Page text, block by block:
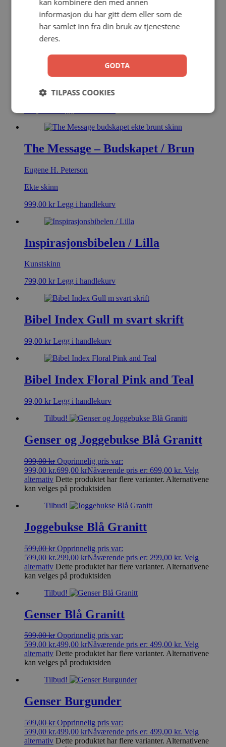
349,00kr Legg i handlekurv
The Message – Budskapet / Sort
Eugene H. Peterson
Kunstskinn
The Message – Budskapet / Brun
Eugene H. Peterson
Ekte skinn
999,00 kr Legg i handlekurv
Inspirasjonsbibelen / Lilla
Kunstskinn
799,00 kr Legg i handlekurv
Bibel Index Gull m svart skrift
99,00 kr Legg i handlekurv
Bibel Index Floral Pink and Teal
99,00 kr Legg i handlekurv
Tilbud!
Genser og Joggebukse Blå Granitt
999,00kr Opprinnelig pris var:
999,00 kr.699,00 krNåværende pris er: 699,00 kr. Velg
alternativ Dette produktet har flere varianter. Alternativene
kan velges på produktsiden
Tilbud!
Joggebukse Blå Granitt
599,00kr Opprinnelig pris var:
599,00 kr.299,00 krNåværende pris er: 299,00 kr. Velg
alternativ Dette produktet har flere varianter. Alternativene
kan velges på produktsiden
Tilbud!
Genser Blå Granitt
599,00kr Opprinnelig pris var:
599,00 kr.499,00 krNåværende pris er: 499,00 kr. Velg
alternativ Dette produktet har flere varianter. Alternativene
kan velges på produktsiden
Tilbud!
Genser Burgunder
599,00kr Opprinnelig pris var:
599,00 kr.499,00 krNåværende pris er: 499,00 kr. Velg
alternativ Dette produktet har flere varianter. Alternativene
kan kombinere den med annen
informasjon du har gitt dem eller som de
har samlet inn fra din bruk av tjenestene
deres.
GODTA
TILPASS COOKIES